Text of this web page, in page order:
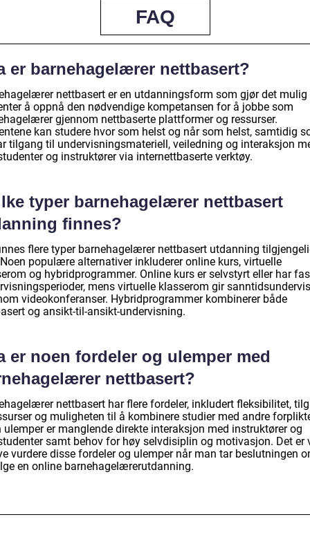
FAQ
er barnehagelærer nettbasert?
nettbasert er en utdanningsform som gjør det
å oppnå den nødvendige kompetansen for å jobbe som
gjennom nettbaserte plattformer og ressurser.
kan studere hvor som helst og når som helst, samtidig
tilgang til undervisningsmateriell, veiledning og interaksjon
og instruktører via internettbaserte verktøy.
typer barnehagelærer nettbasert
finnes?
flere typer barnehagelærer nettbasert utdanning
populære alternativer inkluderer online kurs, virtuelle
og hybridprogrammer. Online kurs er selvstyrt eller har
mens virtuelle klasserom gir
videokonferanser. Hybridprogrammer kombinerer både
og ansikt-til-ansikt-undervisning.
er noen fordeler og ulemper med
nettbasert?
nettbasert har flere fordeler, inkludert fleksibilitet,
og muligheten til å kombinere studier med andre
ulemper er manglende direkte interaksjon med instruktører og
samt behov for høy selvdisiplin og motivasjon. Det er
vurdere disse fordeler og ulemper når man tar beslutningen
en online barnehagelærerutdanning.